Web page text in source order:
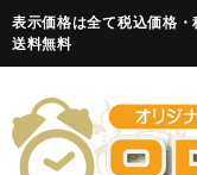
表示価格は全て税込価格
送料無料